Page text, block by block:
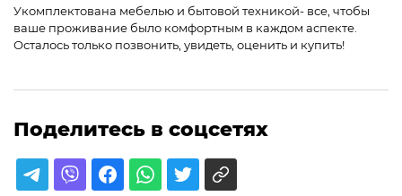
Укомплектована мебелью и бытовой техникой- все, чтобы
ваше проживание было комфортным в каждом аспекте.
Осталось только позвонить, увидеть, оценить и купить!
Поделитесь в соцсетях